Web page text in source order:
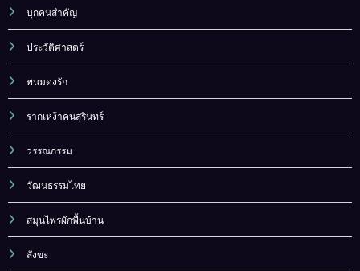
บุกคนสำคัญ
ประวัติศาสตร์
พนมดงรัก
รากเหง้าคนสุรินทร์
วรรณกรรม
วัฒนธรรมไทย
สมุนไพรผักพื้นบ้าน
สังขะ